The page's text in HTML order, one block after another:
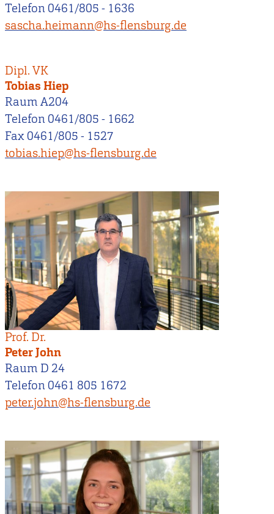
Telefon 0461/805 - 1636
sascha.heimann@hs-flensburg.de
Dipl. VK
Tobias Hiep
Raum A204
Telefon 0461/805 - 1662
Fax 0461/805 - 1527
tobias.hiep@hs-flensburg.de
Prof. Dr.
Peter John
Raum D 24
Telefon 0461 805 1672
peter.john@hs-flensburg.de